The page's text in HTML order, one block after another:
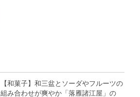
【和菓子】和三盆とソーダやフルーツの
組み合わせが爽やか「落雁諸江屋」の